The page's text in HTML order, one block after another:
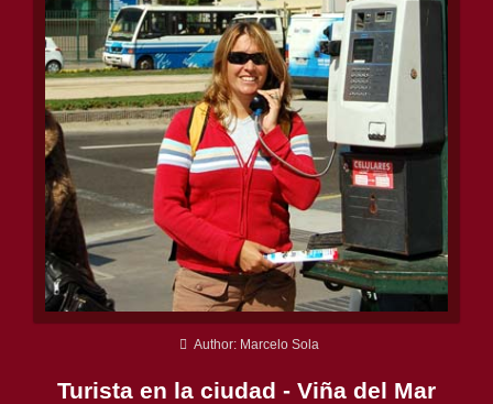
Author: Marcelo Sola
Turista en la ciudad - Viña del Mar